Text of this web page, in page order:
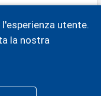
Visita lo Shop
utente.
la nostra